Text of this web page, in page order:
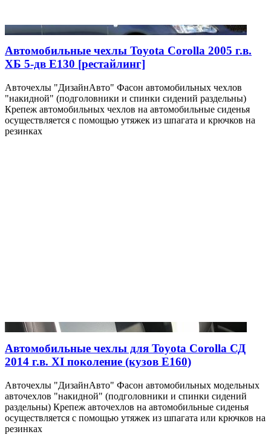
Автомобильные чехлы Toyota Corolla 2005 г.в.
ХБ 5-дв E130 [рестайлинг]
Авточехлы "ДизайнАвто" Фасон автомобильных чехлов
"накидной" (подголовники и спинки сидений раздельны)
Крепеж автомобильных чехлов на автомобильные сиденья
осуществляется с помощью утяжек из шпагата и крючков на
резинках
Автомобильные чехлы для Toyota Corolla СД
2014 г.в. XI поколение (кузов E160)
Авточехлы "ДизайнАвто" Фасон автомобильных модельных
авточехлов "накидной" (подголовники и спинки сидений
раздельны) Крепеж авточехлов на автомобильные сиденья
осуществляется с помощью утяжек из шпагата или крючков на
резинках